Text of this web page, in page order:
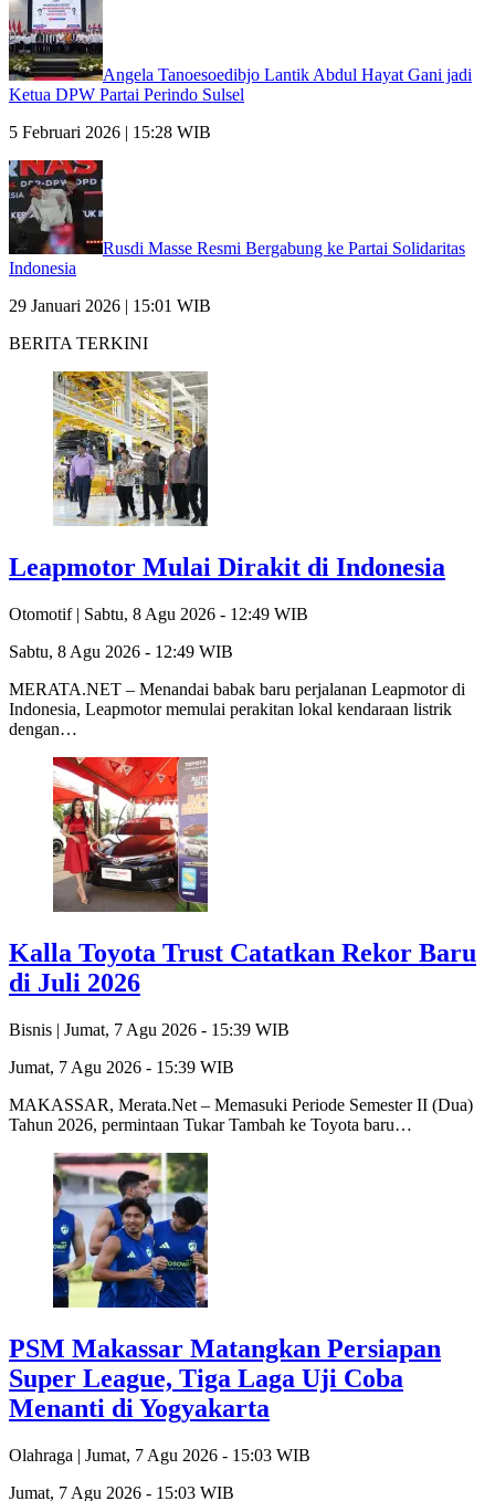
Angela Tanoesoedibjo Lantik Abdul Hayat Gani jadi
Ketua DPW Partai Perindo Sulsel
5 Februari 2026 | 15:28 WIB
Rusdi Masse Resmi Bergabung ke Partai Solidaritas
Indonesia
29 Januari 2026 | 15:01 WIB
BERITA TERKINI
Leapmotor Mulai Dirakit di Indonesia
Otomotif | Sabtu, 8 Agu 2026 - 12:49 WIB
Sabtu, 8 Agu 2026 - 12:49 WIB
MERATA.NET – Menandai babak baru perjalanan Leapmotor di
Indonesia, Leapmotor memulai perakitan lokal kendaraan listrik
dengan…
Kalla Toyota Trust Catatkan Rekor Baru
di Juli 2026
Bisnis | Jumat, 7 Agu 2026 - 15:39 WIB
Jumat, 7 Agu 2026 - 15:39 WIB
MAKASSAR, Merata.Net – Memasuki Periode Semester II (Dua)
Tahun 2026, permintaan Tukar Tambah ke Toyota baru…
PSM Makassar Matangkan Persiapan
Super League, Tiga Laga Uji Coba
Menanti di Yogyakarta
Olahraga | Jumat, 7 Agu 2026 - 15:03 WIB
Jumat, 7 Agu 2026 - 15:03 WIB